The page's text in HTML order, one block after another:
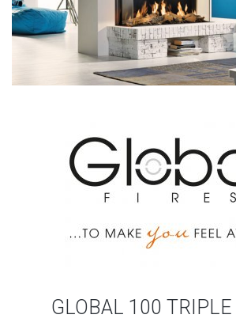
GLOBAL 100 TRIPLE